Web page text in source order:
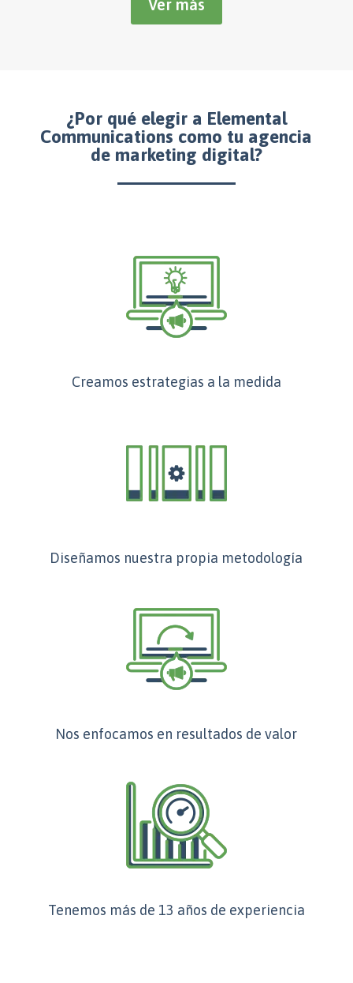
Ver más
¿Por qué elegir a Elemental
Communications como tu agencia
de marketing digital?
Creamos estrategias a la medida
Diseñamos nuestra propia metodología
Nos enfocamos en resultados de valor
Tenemos más de 13 años de experiencia